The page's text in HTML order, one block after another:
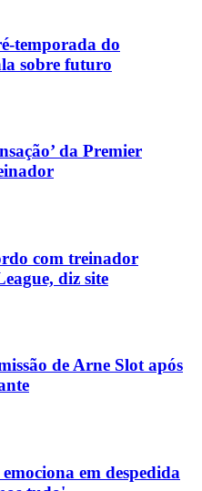
temporada do
sobre futuro
da Premier
com treinador
diz site
de Arne Slot após
em despedida